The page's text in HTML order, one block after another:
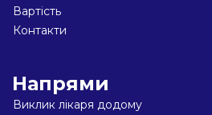
Вартість
Контакти
Напрями
Виклик лікаря додому